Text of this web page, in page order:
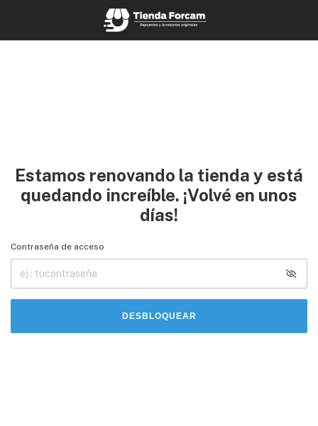
Estamos renovando la tienda y está
quedando increíble. ¡Volvé en unos
días!
Contraseña de acceso
DESBLOQUEAR